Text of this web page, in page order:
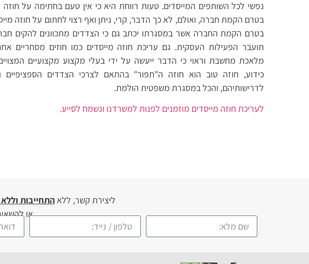
נפשי לכל השותפים המייסדים. טעות רווחת היא כי אין טעם בחתימה על חוזה
בטרם הקמת חברה, ואולם, לא כך הדבר, קרי, ניתן ואף רצוי לחתום על חוזה
בטרם הקמת החברה אשר במסגרתו יכתב גם כי הצדדים מתכוונים להקים
תועבר הפעילות העסקית. גם עריכת חוזה מייסדים כמו חוזים מסחריים
מלאכת מחשבת וראוי כי הדבר ייעשה על ידי בעלי מקצוע מקצועיים
כידוע, חוזה טוב הוא חוזה ה"תפור" בהתאם לצרכי הצדדים הספציפיים
לדרישותיהם, והכל במסגרת משפטית הולמת.
לעריכת חוזה מייסדים מוזמנים לפנות למשרדנו ונשמח לסייע.
ליצירת קשר, ללאהתחייבות
או